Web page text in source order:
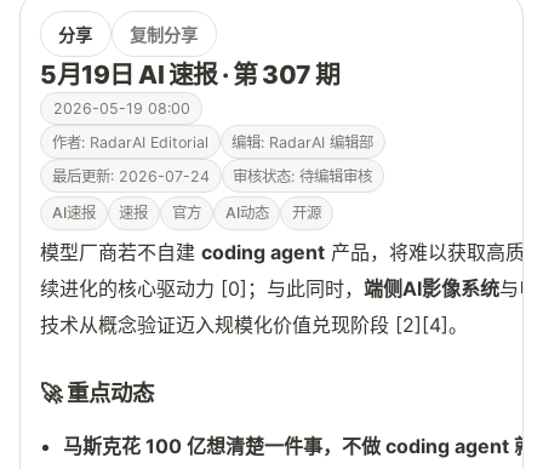
分享 复制分享
5月19日 AI 速报 · 第 307 期
2026-05-19 08:00
作者: RadarAI Editorial
编辑: RadarAI 编辑部
最后更新: 2026-07-24
审核状态: 待编辑审核
AI速报 速报 官方 AI动态 开源
模型厂商若不自建 coding agent 产品，将难以获取高质量
续进化的核心驱动力 [0]；与此同时， 端侧AI影像系统与
技术从概念验证迈入规模化价值兑现阶段 [2][4]。
🚀 重点动态
马斯克花 100 亿想清楚一件事，不做 coding agent 就